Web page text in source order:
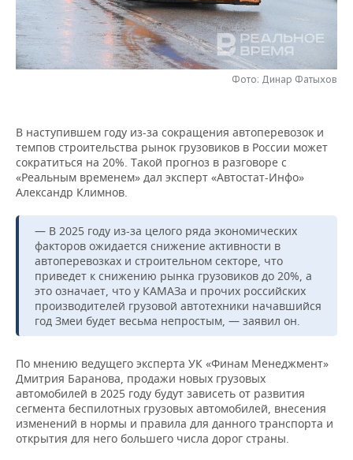
НЕФТЕХИМИЯ
НЕФТЬ
РОЗНИЧНАЯ ТОРГОВЛЯ
ТРАНСПОРТ
НОВОСТИ ТЕХНОЛОГИЙ
IT
ТЕЛЕКОММУНИКАЦИИ
МЕРОПРИЯТИЯ
НОВОСТИ МЕРОПРИЯТИЙ
БИЗНЕС-БРАНЧИ
ONLINE-КОНФЕРЕНЦИИ
СПОРТ
ФУТБОЛ
ХОККЕЙ
ВОЛЕЙБОЛ
КИБЕРСПОРТ
ФИГУРНОЕ КАТАНИЕ
ВОДНЫЕ ВИДЫ СПОРТА
ХОККЕЙ С МЯЧОМ
НОВОСТИ ОБЩЕСТВА
ВЛАСТЬ
ИСТОРИЯ
КУЛЬТУРА
МЕДИЦИНА
ОБРАЗОВАНИЕ
ПРОИСШЕСТВИЯ
ФОТОГАЛЕРЕЯ
СЮЖЕТЫ
СПРАВОЧНИК
СПИСОК ПЕРСОН
СПИСОК КОМПАНИЙ
ПОЛНАЯ ВЕРСИЯ
Фото: Динар Фатыхов
В наступившем году из-за сокращения автоперевозок и
темпов строительства рынок грузовиков в России может
сократиться на 20%. Такой прогноз в разговоре с
«Реальным временем» дал эксперт «Автостат-Инфо»
Александр Климнов.
— В 2025 году из-за целого ряда экономических
факторов ожидается снижение активности в
автоперевозках и строительном секторе, что
приведет к снижению рынка грузовиков до 20%, а
это означает, что у КАМАЗа и прочих российских
производителей грузовой автотехники начавшийся
год Змеи будет весьма непростым, — заявил он.
По мнению ведущего эксперта УК «Финам Менеджмент»
Дмитрия Баранова, продажи новых грузовых
автомобилей в 2025 году будут зависеть от развития
сегмента беспилотных грузовых автомобилей, внесения
изменений в нормы и правила для данного транспорта и
открытия для него большего числа дорог страны.